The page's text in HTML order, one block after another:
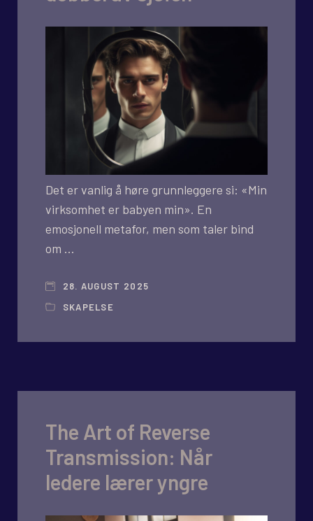
Det er vanlig å høre grunnleggere si: «Min
virksomhet er babyen min». En
emosjonell metafor, men som taler bind
om …
28. AUGUST 2025
SKAPELSE
The Art of Reverse
Transmission: Når
ledere lærer yngre